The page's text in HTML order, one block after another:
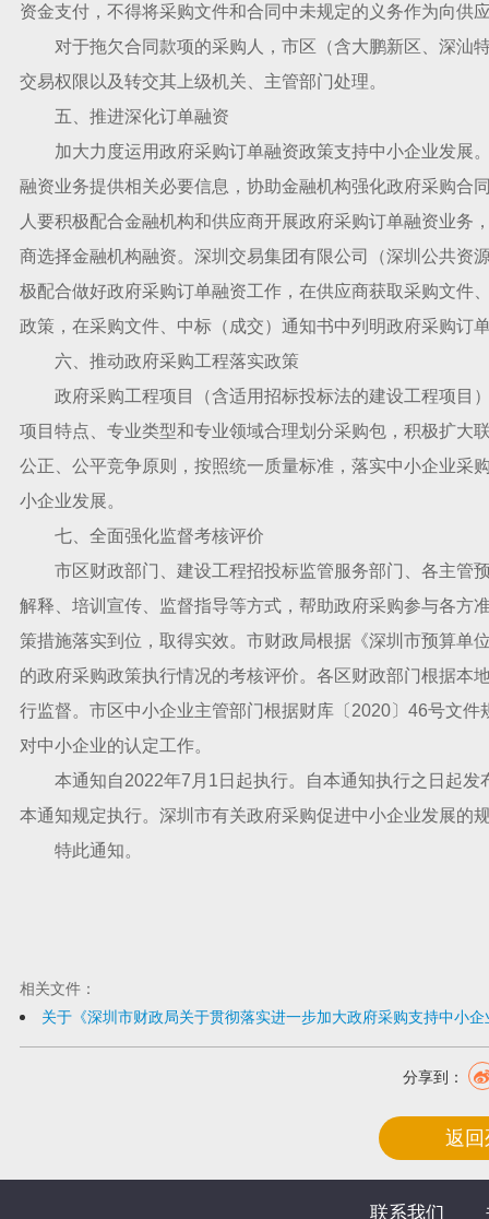
资金支付，不得将采购文件和合同中未规定的义务作为向供
对于拖欠合同款项的采购人，市区（含大鹏新区、深汕
交易权限以及转交其上级机关、主管部门处理。
五、推进深化订单融资
加大力度运用政府采购订单融资政策支持中小企业发展
融资业务提供相关必要信息，协助金融机构强化政府采购合
人要积极配合金融机构和供应商开展政府采购订单融资业
商选择金融机构融资。深圳交易集团有限公司（深圳公共资
极配合做好政府采购订单融资工作，在供应商获取采购文件
政策，在采购文件、中标（成交）通知书中列明政府采购订
六、推动政府采购工程落实政策
政府采购工程项目（含适用招标投标法的建设工程项目
项目特点、专业类型和专业领域合理划分采购包，积极扩大
公正、公平竞争原则，按照统一质量标准，落实中小企业采
小企业发展。
七、全面强化监督考核评价
市区财政部门、建设工程招投标监管服务部门、各主管
解释、培训宣传、监督指导等方式，帮助政府采购参与各方
策措施落实到位，取得实效。市财政局根据《深圳市预算单
的政府采购政策执行情况的考核评价。各区财政部门根据本
行监督。市区中小企业主管部门根据财库〔2020〕46号文
对中小企业的认定工作。
本通知自2022年7月1日起执行。自本通知执行之日起发
本通知规定执行。深圳市有关政府采购促进中小企业发展的
特此通知。
相关文件：
关于《深圳市财政局关于贯彻落实进一步加大政府采购支持中小
分享到：
返回
联系我们